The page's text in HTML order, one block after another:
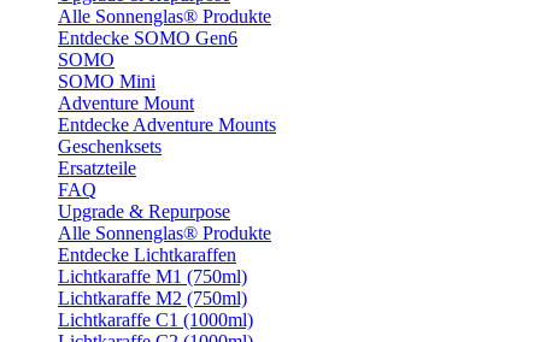
Alle Sonnenglas® Produkte
Entdecke SOMO Gen6
SOMO
SOMO Mini
Adventure Mount
Entdecke Adventure Mounts
Geschenksets
Ersatzteile
FAQ
Upgrade & Repurpose
Alle Sonnenglas® Produkte
Entdecke Lichtkaraffen
Lichtkaraffe M1 (750ml)
Lichtkaraffe M2 (750ml)
Lichtkaraffe C1 (1000ml)